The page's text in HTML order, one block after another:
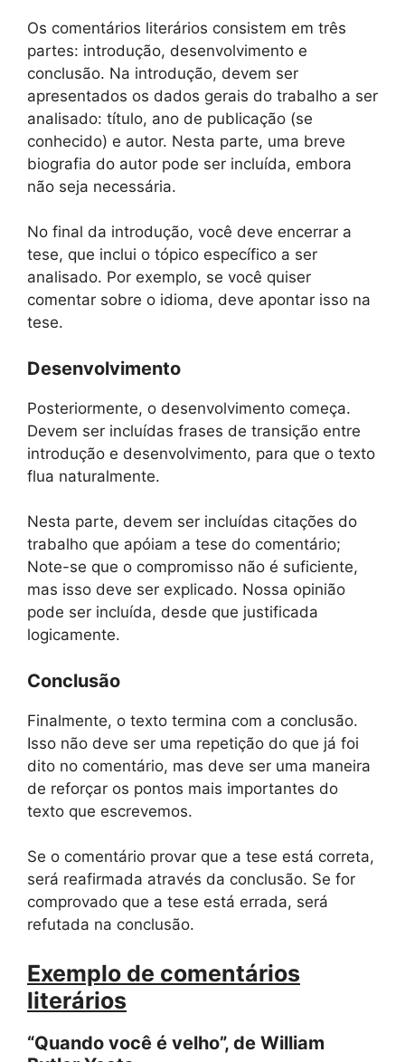
Os comentários literários consistem em três
partes: introdução, desenvolvimento e
conclusão. Na introdução, devem ser
apresentados os dados gerais do trabalho a ser
analisado: título, ano de publicação (se
conhecido) e autor. Nesta parte, uma breve
biografia do autor pode ser incluída, embora
não seja necessária.
No final da introdução, você deve encerrar a
tese, que inclui o tópico específico a ser
analisado. Por exemplo, se você quiser
comentar sobre o idioma, deve apontar isso na
tese.
Desenvolvimento
Posteriormente, o desenvolvimento começa.
Devem ser incluídas frases de transição entre
introdução e desenvolvimento, para que o texto
flua naturalmente.
Nesta parte, devem ser incluídas citações do
trabalho que apóiam a tese do comentário;
Note-se que o compromisso não é suficiente,
mas isso deve ser explicado. Nossa opinião
pode ser incluída, desde que justificada
logicamente.
Conclusão
Finalmente, o texto termina com a conclusão.
Isso não deve ser uma repetição do que já foi
dito no comentário, mas deve ser uma maneira
de reforçar os pontos mais importantes do
texto que escrevemos.
Se o comentário provar que a tese está correta,
será reafirmada através da conclusão. Se for
comprovado que a tese está errada, será
refutada na conclusão.
Exemplo de comentários
literários
“Quando você é velho”, de William